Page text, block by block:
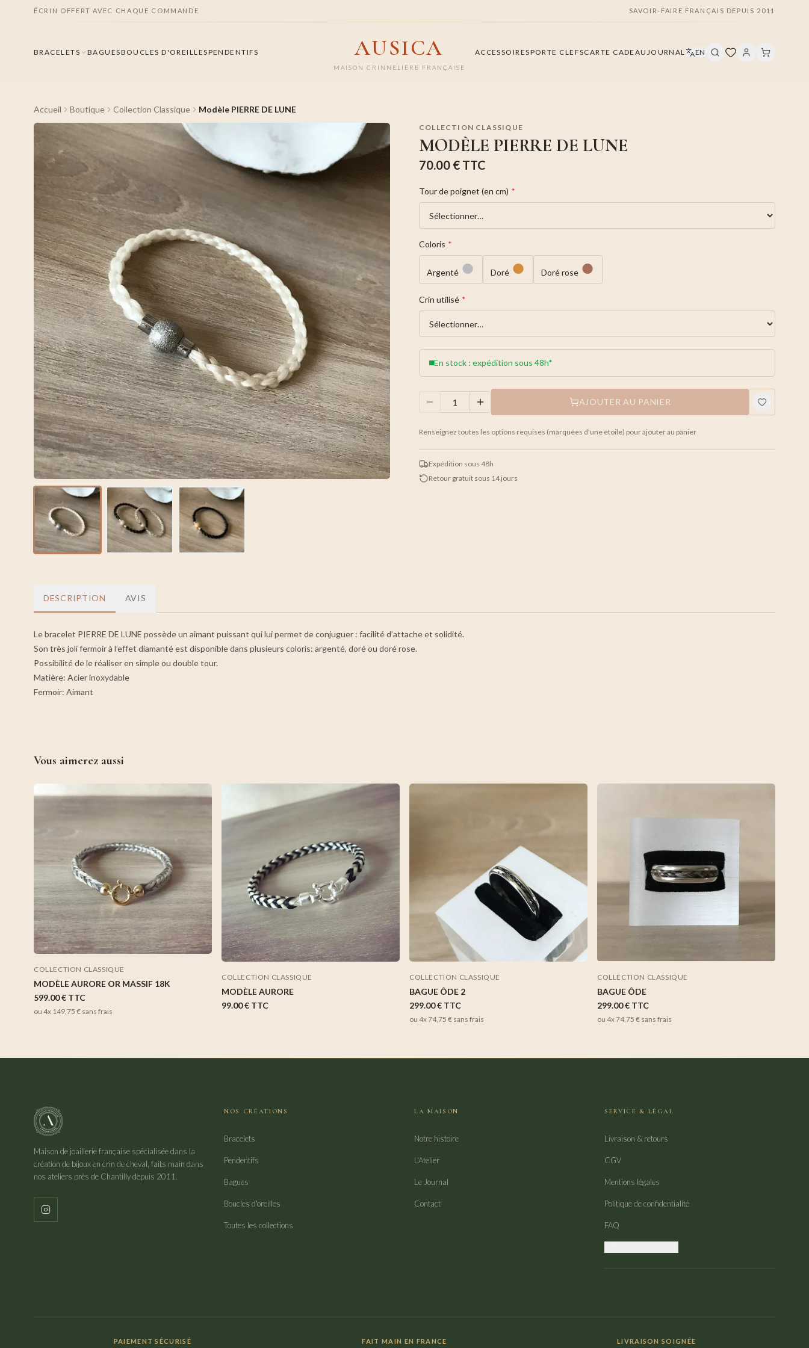
ÉCRIN OFFERT AVEC CHAQUE COMMANDE SAVOIR-FAIRE FRANÇAIS DEPUIS 2011
BRACELETS BAGUESBOUCLES D'OREILLESPENDENTIFS AUSICA
MAISON CRINNELIÈRE FRANÇAISE
ACCESSOIRESPORTE CLEFSCARTE CADEAU JOURNAL EN
Accueil Boutique Collection Classique Modèle PIERRE DE LUNE
COLLECTION CLASSIQUE
MODÈLE PIERRE DE LUNE
70.00 € TTC
Tour de poignet (en cm) *
Coloris *
Argenté ● Doré ● Doré rose ●
Crin utilisé *
En stock : expédition sous 48h*
AJOUTER AU PANIER
Renseignez toutes les options requises (marquées d'une étoile) pour ajouter au panier
Expédition sous 48h
Retour gratuit sous 14 jours
DESCRIPTION AVIS
Le bracelet PIERRE DE LUNE possède un aimant puissant qui lui permet de conjuguer : facilité d’attache et solidité.
Son très joli fermoir à l’effet diamanté est disponible dans plusieurs coloris: argenté, doré ou doré rose.
Possibilité de le réaliser en simple ou double tour.
Matière: Acier inoxydable
Fermoir: Aimant
Vous aimerez aussi
COLLECTION CLASSIQUE
MODÈLE AURORE OR MASSIF 18K
599.00 € TTC
ou 4x 149,75 € sans frais
COLLECTION CLASSIQUE
MODÈLE AURORE
99.00 € TTC
COLLECTION CLASSIQUE
BAGUE ÔDE 2
299.00 € TTC
ou 4x74,75 € sans frais
COLLECTION CLASSIQUE
BAGUE ÔDE
299.00 € TTC
ou 4x74,75 € sans frais
Maison de joaillerie française spécialisée dans la
création de bijoux en crin de cheval, faits main dans
nos ateliers près de Chantilly depuis 2011.
NOS CRÉATIONS
Bracelets
Pendentifs
Bagues
Boucles d'oreilles
Toutes les collections
LA MAISON
Notre histoire
L'Atelier
Le Journal
Contact
SERVICE & LÉGAL
Livraison & retours
CGV
Mentions légales
Politique de confidentialité
FAQ
PAIEMENT SÉCURISÉ FAIT MAIN EN FRANCE LIVRAISON SOIGNÉE